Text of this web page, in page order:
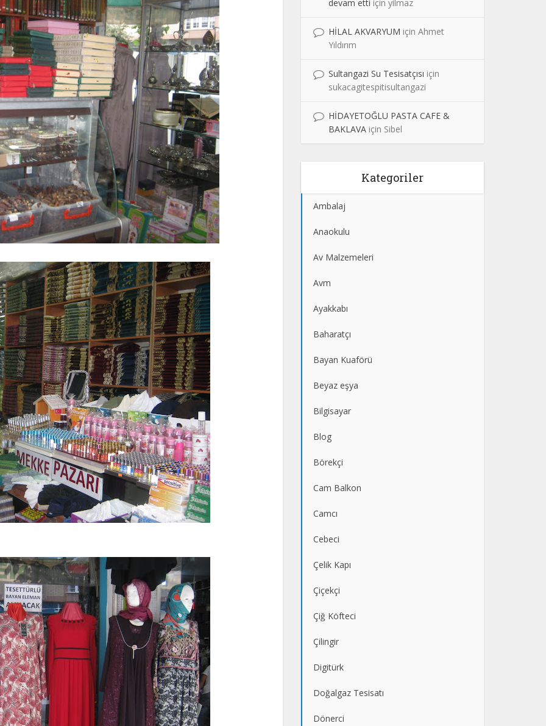
devam etti için yilmaz
HİLAL AKVARYUM için Ahmet
Yıldırım
Sultangazi Su Tesisatçısı için
sukacagitespitisultangazi
HİDAYETOĞLU PASTA CAFE &
BAKLAVA için Sibel
Kategoriler
Ambalaj
Anaokulu
Av Malzemeleri
Avm
Ayakkabı
Baharatçı
Bayan Kuaförü
Beyaz eşya
Bilgisayar
Blog
Börekçi
Cam Balkon
Camcı
Cebeci
Çelik Kapı
Çiçekçi
Çiğ Köfteci
Çilingir
Digitürk
Doğalgaz Tesisatı
Dönerci